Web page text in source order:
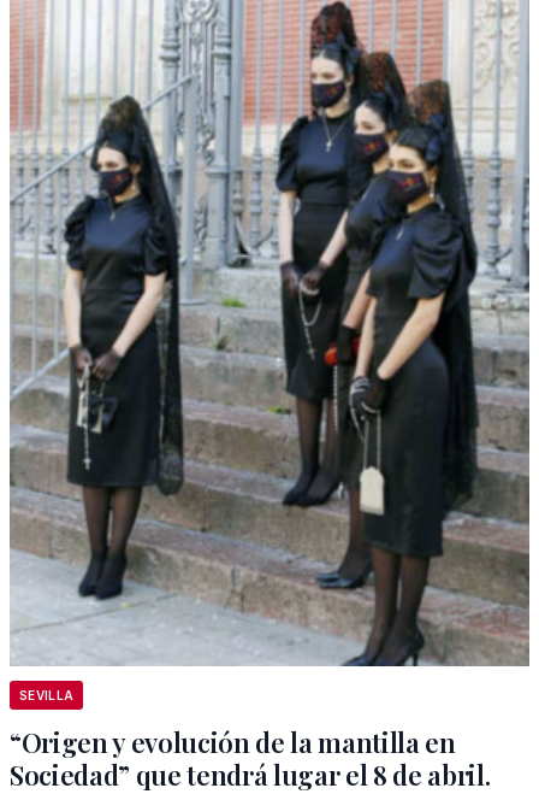
SEVILLA
“Origen y evolución de la mantilla en
Sociedad” que tendrá lugar el 8 de abril.